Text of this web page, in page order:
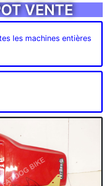
VENTE
les machines entières